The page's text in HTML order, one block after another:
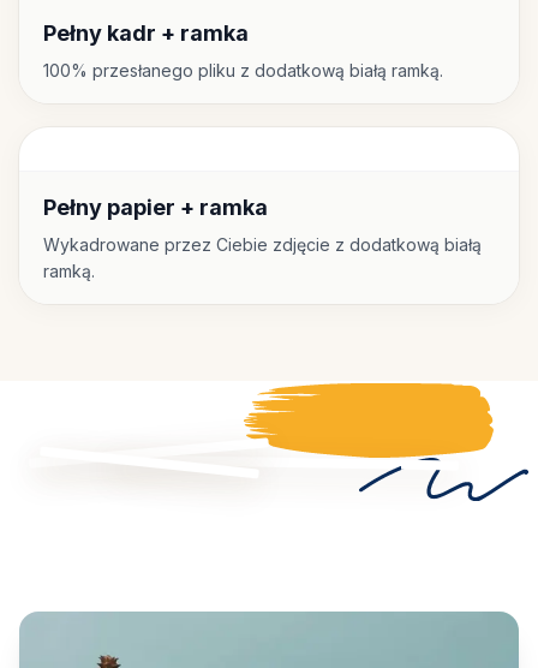
Pełny kadr + ramka
100% przesłanego pliku z dodatkową białą ramką.
Pełny papier + ramka
Wykadrowane przez Ciebie zdjęcie z dodatkową białą
ramką.